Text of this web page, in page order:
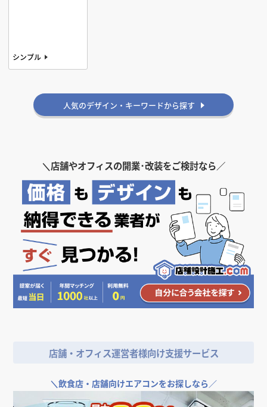
北欧
雰囲気・印象から探す
シンプル 古民家風 ゴージャス
人気のデザイン・キーワードから探す